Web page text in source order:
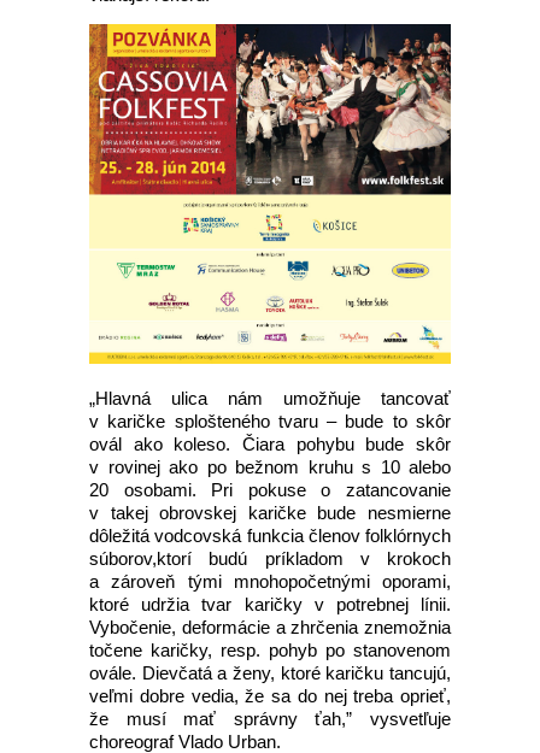
„Hlavná ulica nám umožňuje tancovať
v karičke splošteného tvaru – bude to skôr
ovál ako koleso. Čiara pohybu bude skôr
v rovinej ako po bežnom kruhu s 10 alebo
20 osobami. Pri pokuse o zatancovanie
v takej obrovskej karičke bude nesmierne
dôležitá vodcovská funkcia členov folklórnych
súborov,ktorí budú príkladom v krokoch
a zároveň tými mnohopočetnými oporami,
ktoré udržia tvar karičky v potrebnej línii.
Vybočenie, deformácie a zhrčenia znemožnia
točene karičky, resp. pohyb po stanovenom
ovále. Dievčatá a ženy, ktoré karičku tancujú,
veľmi dobre vedia, že sa do nej treba oprieť,
že musí mať správny ťah,” vysvetľuje
choreograf Vlado Urban.